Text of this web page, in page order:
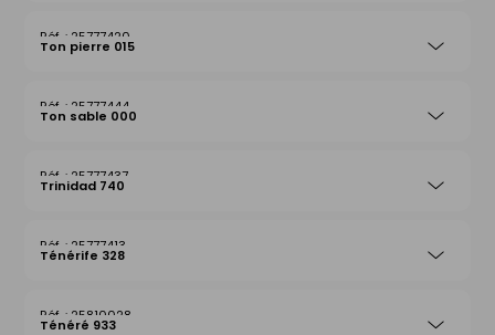
25777420
Ton pierre 015
25777444
Ton sable 000
25777437
Trinidad 740
25777413
Ténérife 328
25810028
Ténéré 933